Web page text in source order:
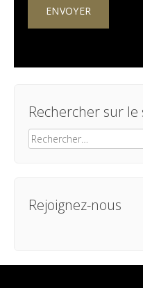
Rechercher sur le
Rechercher :
Rejoignez-nous